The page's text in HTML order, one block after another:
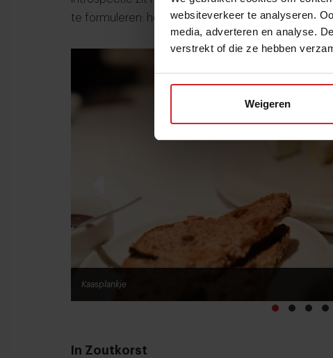
websiteverkeer te analyseren.
media, adverteren en analyse.
verstrekt of die ze hebben
Weigeren
te formuleren: het ene Kunzwerk na het andere
Groene kool met Hollandse saffraan
In Zoutkorst